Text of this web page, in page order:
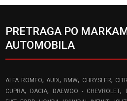
PRETRAGA PO
AUTOMOBILA
ALFA ROMEO,AUDI, BMW, CHRYSLER,
CUPRA, DACIA, DAEWOO - CHEVROLET,